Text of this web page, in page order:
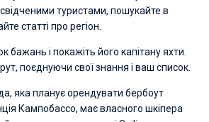
туристами, пошукайте в
статті про регіон.
бажань і покажіть його капітану яхти.
поєднуючи свої знання і ваш список.
яка планує орендувати бербоут
Кампобассо, має власного шкіпера